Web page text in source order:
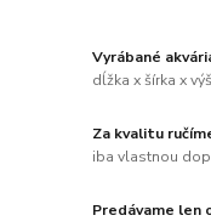
Vyrábané
dĺžka x šírka x
Za kvalitu
iba vlastnou
Predávame len